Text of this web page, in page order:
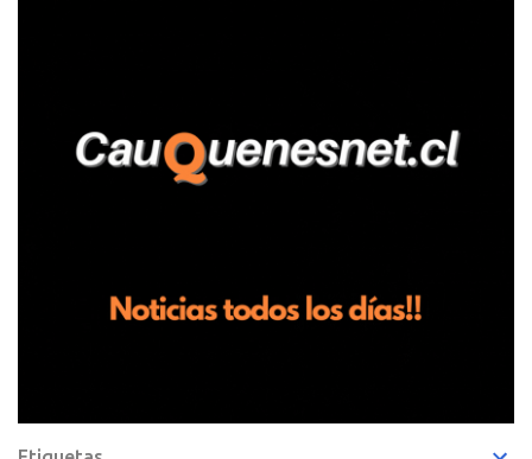
trabajadores, el edil descendió del vehículo y, en medio de la
confrontación, la habría tomado de los hombros, empujado al
suelo y agredido con golpes de pies y manos, mientr...